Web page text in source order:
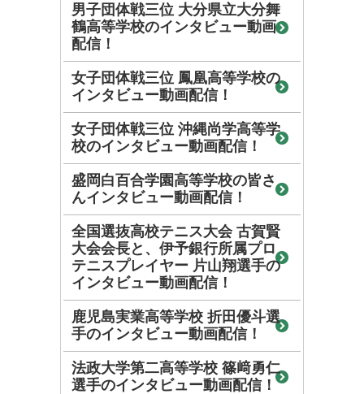
男子団体戦三位 大分県立大分舞
鶴高等学校のインタビュー動画
配信！
女子団体戦三位 鳳凰高等学校の
インタビュー動画配信！
女子団体戦三位 沖縄尚学高等学
校のインタビュー動画配信！
盛岡白百合学園高等学校の皆さ
んインタビュー動画配信！
全国選抜高校テニス大会 古賀賢
大会会長と、伊予銀行所属プロ
テニスプレイヤー 片山翔選手の
インタビュー動画配信！
鹿児島実業高等学校 折田優斗選
手のインタビュー動画配信！
法政大学第二高等学校 篠﨑勇仁
選手のインタビュー動画配信！